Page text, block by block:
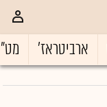
ארביטראז'